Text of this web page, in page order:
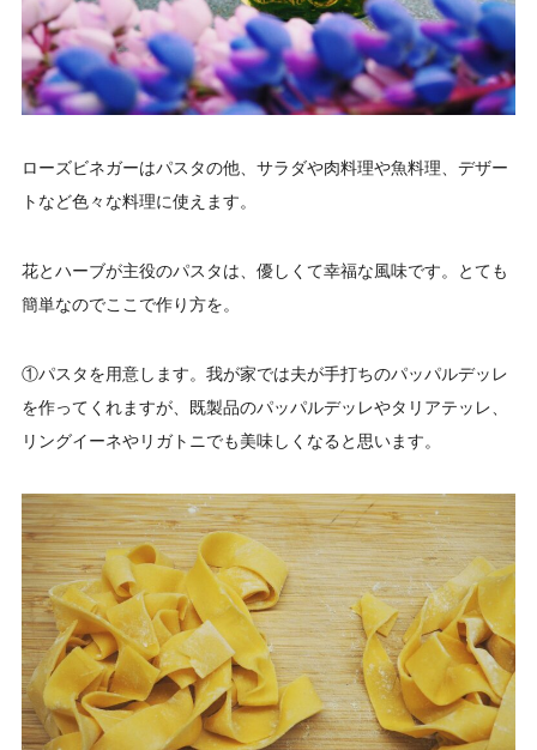
ローズビネガーはパスタの他、サラダや肉料理や魚料理、デザー
トなど色々な料理に使えます。
花とハーブが主役のパスタは、優しくて幸福な風味です。とても
簡単なのでここで作り方を。
①パスタを用意します。我が家では夫が手打ちのパッパルデッレ
を作ってくれますが、既製品のパッパルデッレやタリアテッレ、
リングイーネやリガトニでも美味しくなると思います。